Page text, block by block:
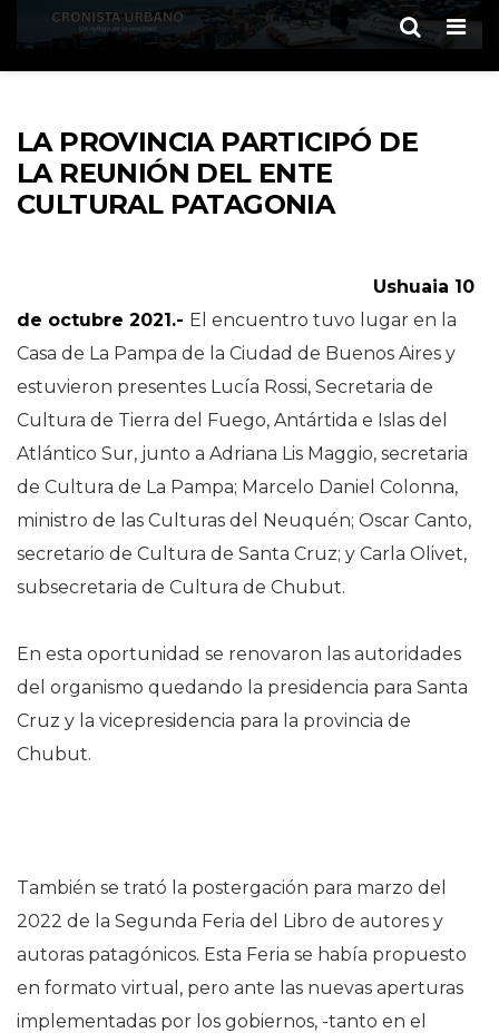
LA PROVINCIA PARTICIPÓ DE
LA REUNIÓN DEL ENTE
CULTURAL PATAGONIA
Ushuaia 10
de octubre 2021.- El encuentro tuvo lugar en la
Casa de La Pampa de la Ciudad de Buenos Aires y
estuvieron presentes Lucía Rossi, Secretaria de
Cultura de Tierra del Fuego, Antártida e Islas del
Atlántico Sur, junto a Adriana Lis Maggio, secretaria
de Cultura de La Pampa; Marcelo Daniel Colonna,
ministro de las Culturas del Neuquén; Oscar Canto,
secretario de Cultura de Santa Cruz; y Carla Olivet,
subsecretaria de Cultura de Chubut.
En esta oportunidad se renovaron las autoridades
del organismo quedando la presidencia para Santa
Cruz y la vicepresidencia para la provincia de
Chubut.
También se trató la postergación para marzo del
2022 de la Segunda Feria del Libro de autores y
autoras patagónicos. Esta Feria se había propuesto
en formato virtual, pero ante las nuevas aperturas
implementadas por los gobiernos, -tanto en el